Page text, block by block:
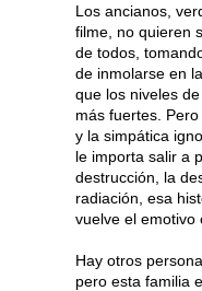
Los ancianos,
filme, no quieren
de todos,
de inmolarse en
que los niveles
más fuertes.
y la simpática
le importa salir a
destrucción, la
radiación, esa
vuelve el emotivo
Hay otros
pero esta familia